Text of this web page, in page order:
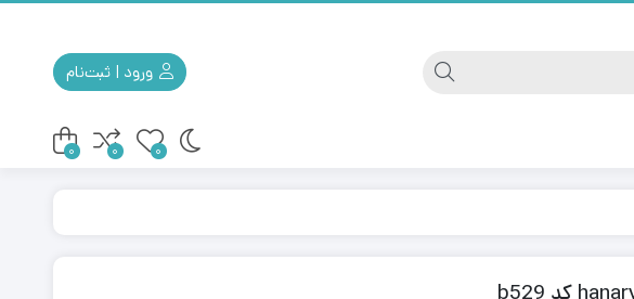
ورود | ثبت‌نام
0
0
0